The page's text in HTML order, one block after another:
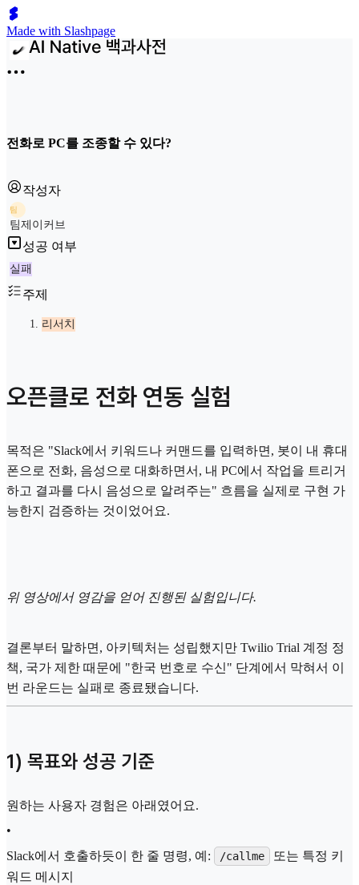
Made with Slashpage
전화로 PC를 조종할 수 있다?
작성자
팀
팀제이커브
성공 여부
실패
주제
리서치
오픈클로 전화 연동 실험
목적은 "Slack에서 키워드나 커맨드를 입력하면, 봇이 내 휴대
폰으로 전화, 음성으로 대화하면서, 내 PC에서 작업을 트리거
하고 결과를 다시 음성으로 알려주는" 흐름을 실제로 구현 가
능한지 검증하는 것이었어요.
위 영상에서 영감을 얻어 진행된 실험입니다.
결론부터 말하면, 아키텍처는 성립했지만 Twilio Trial 계정 정
책, 국가 제한 때문에 "한국 번호로 수신" 단계에서 막혀서 이
번 라운드는 실패로 종료됐습니다.
1) 목표와 성공 기준
원하는 사용자 경험은 아래였어요.
•
Slack에서 호출하듯이 한 줄 명령, 예:
/callme
또는 특정 키
워드 메시지